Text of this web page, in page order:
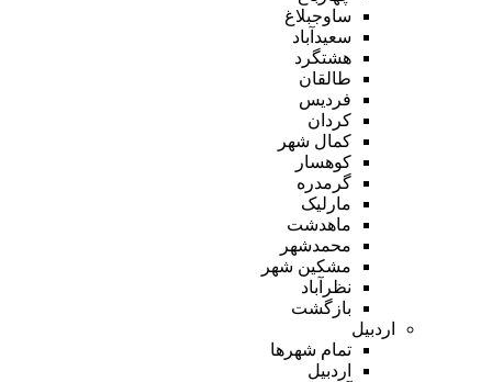
ساوجبلاغ
سعیدآباد
هشتگرد
طالقان
فردیس
کردان
کمال شهر
کوهسار
گرمدره
مارلیک
ماهدشت
محمدشهر
مشکین شهر
نظرآباد
بازگشت
اردبیل
تمام شهر‌ها
اردبیل